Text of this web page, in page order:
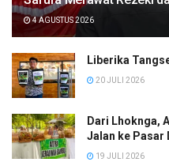
4 AGUSTUS 2026
Liberika
20 JULI 2026
Dari Lhoknga,
Jalan ke Pasar
19 JULI 2026